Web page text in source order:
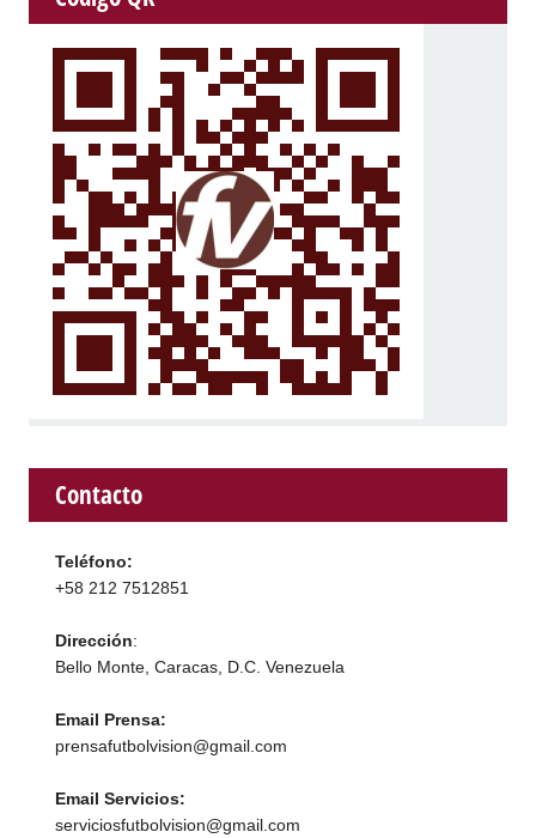
Contacto
Teléfono:
+58 212 7512851
Dirección:
Bello Monte, Caracas, D.C. Venezuela
Email Prensa:
prensafutbolvision@gmail.com
Email Servicios:
serviciosfutbolvision@gmail.com